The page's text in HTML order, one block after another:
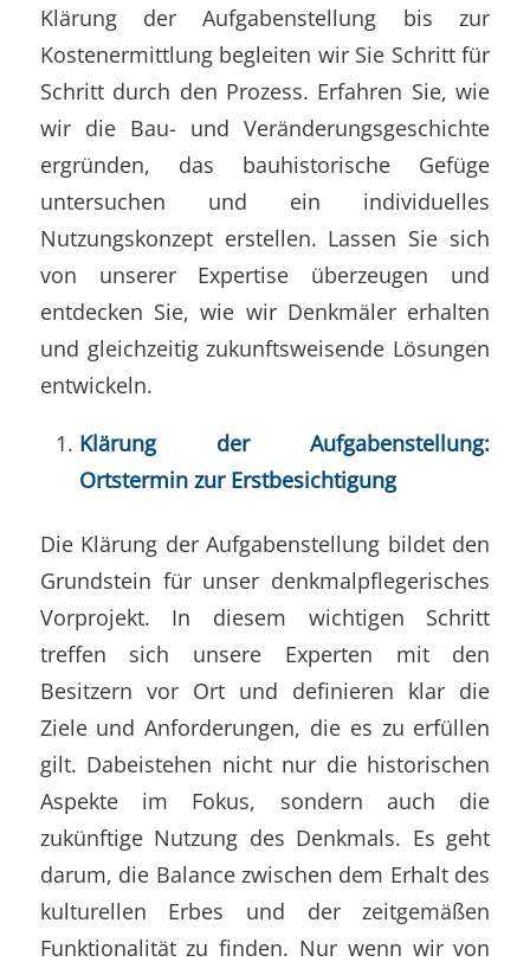
Klärung der Aufgabenstellung bis zur
Kostenermittlung begleiten wir Sie Schritt für
Schritt durch den Prozess. Erfahren Sie, wie
wir die Bau- und Veränderungsgeschichte
ergründen, das bauhistorische Gefüge
untersuchen und ein individuelles
Nutzungskonzept erstellen. Lassen Sie sich
von unserer Expertise überzeugen und
entdecken Sie, wie wir Denkmäler erhalten
und gleichzeitig zukunftsweisende Lösungen
entwickeln.
Klärung der Aufgabenstellung:
Ortstermin zur Erstbesichtigung
Die Klärung der Aufgabenstellung bildet den
Grundstein für unser denkmalpflegerisches
Vorprojekt. In diesem wichtigen Schritt
treffen sich unsere Experten mit den
Besitzern vor Ort und definieren klar die
Ziele und Anforderungen, die es zu erfüllen
gilt. Dabeistehen nicht nur die historischen
Aspekte im Fokus, sondern auch die
zukünftige Nutzung des Denkmals. Es geht
darum, die Balance zwischen dem Erhalt des
kulturellen Erbes und der zeitgemäßen
Funktionalität zu finden. Nur wenn wir von